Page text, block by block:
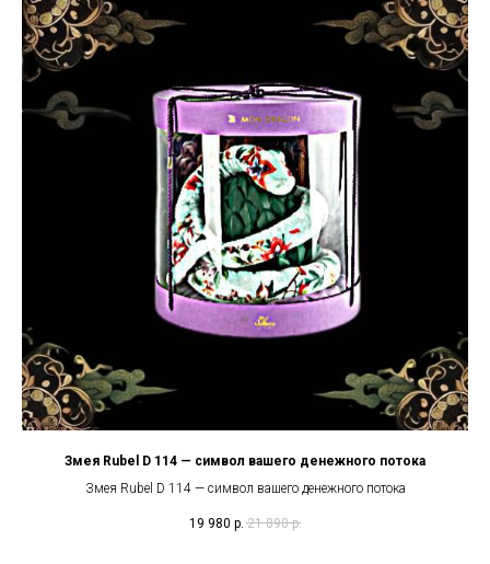
Змея Rubel D 114 — символ вашего денежного потока
Змея Rubel D 114 — символ вашего денежного потока
19 980 р. 21 890 р.